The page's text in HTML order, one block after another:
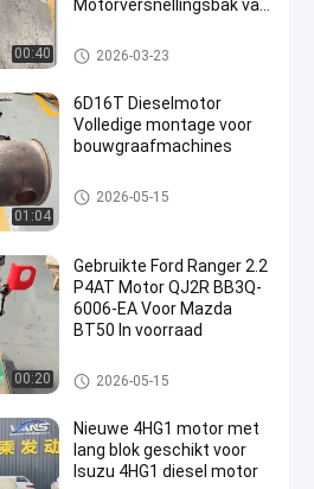
00:40
Motorversnellingsbak van
Toyota-Motorvervangstukken
2026-03-23
01:04
6D16T Dieselmotor
Volledige montage voor
bouwgraafmachines
Japanse Motoronderdelen
2026-05-15
00:20
Gebruikte Ford Ranger 2.2
P4AT Motor QJ2R BB3Q-
6006-EA Voor Mazda
BT50 In voorraad
Japanse Motoronderdelen
2026-05-15
Nieuwe 4HG1 motor met
lang blok geschikt voor
Isuzu 4HG1 diesel motor